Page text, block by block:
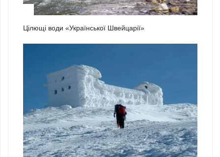
Цілющі води «Української Швейцарії»